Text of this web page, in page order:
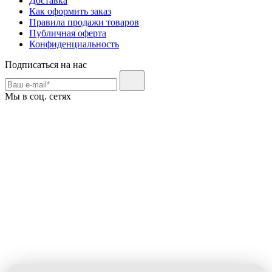
Как оформить заказ
Правила продажи товаров
Публичная оферта
Конфиденциальность
Подписаться на нас
Мы в соц. сетях